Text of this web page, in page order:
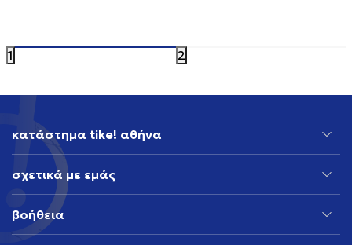
1 2
κατάστημα tike! αθήνα
σχετικά με εμάς
βοήθεια